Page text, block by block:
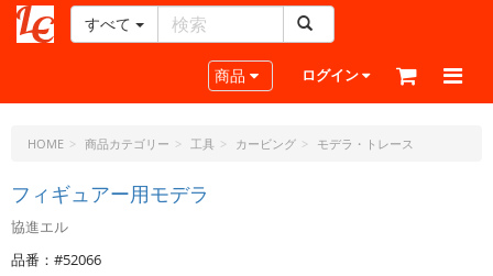
ー
ラ
ト・
ド
ッ
ト・
すべて
Toggle navigation
商品 ログイン
HOME 商品カテゴリー 工具 カービング モデラ・トレース
フィギュアー用モデラ
協進エル
品番：#52066